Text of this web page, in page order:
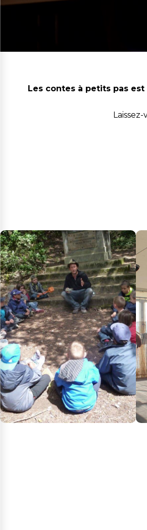
Les contes à petits pas